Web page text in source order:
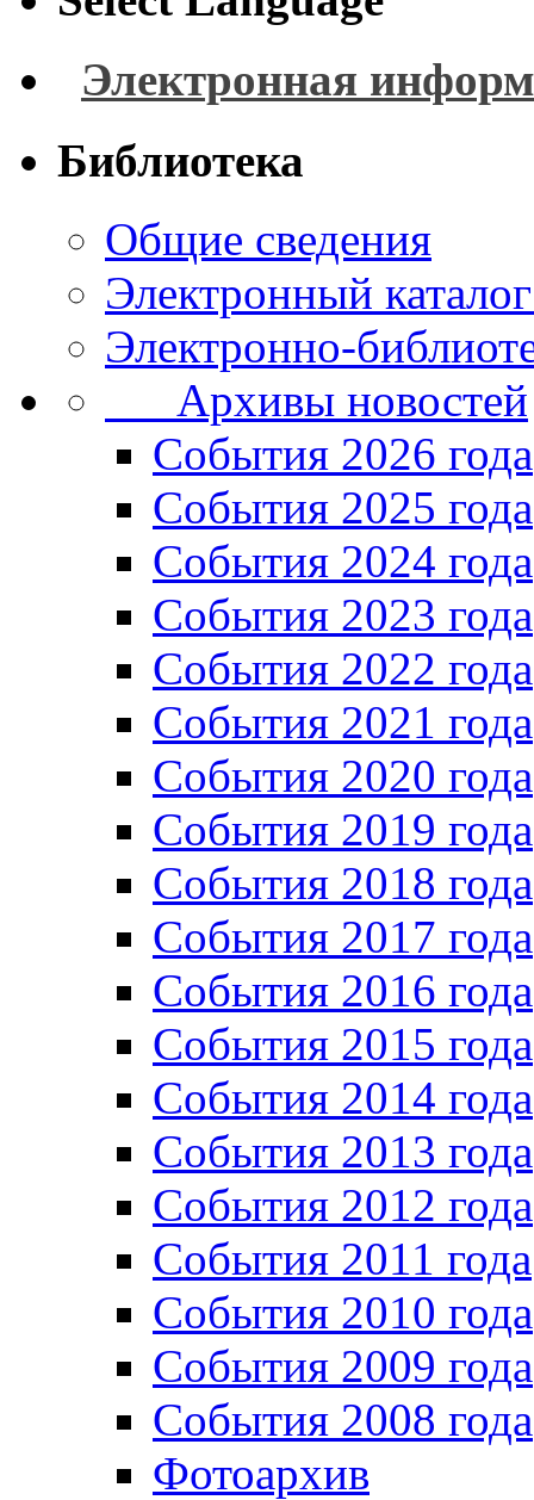
Электронная
Библиотека
Общие сведения
Электронный
Электронно-
Архивы новостей
Cобытия 2026 года
События 2025 года
События 2024 года
События 2023 года
Cобытия 2022 года
Cобытия 2021 года
События 2020 года
События 2019 года
События 2018 года
События 2017 года
События 2016 года
События 2015 года
События 2014 года
События 2013 года
События 2012 года
События 2011 года
События 2010 года
События 2009 года
События 2008 года
Фотоархив